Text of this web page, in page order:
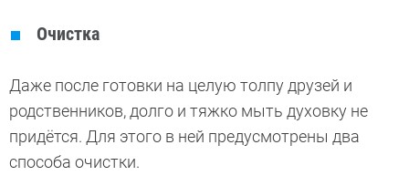
Очистка
Даже после готовки на целую толпу друзей и
родственников, долго и тяжко мыть духовку не
придётся. Для этого в ней предусмотрены два
способа очистки.